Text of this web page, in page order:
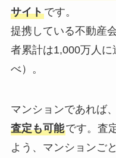
サイトです。
提携している不動産
者累計は1,000万人に
べ）。
マンションであれば
査定も可能です。査
よう、マンションご